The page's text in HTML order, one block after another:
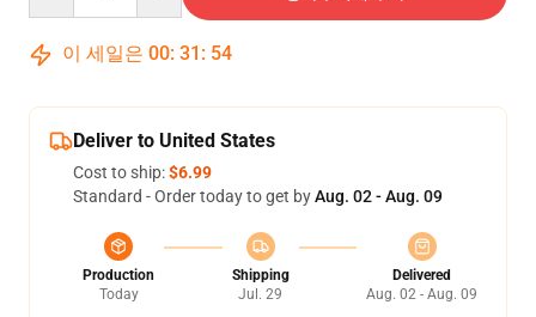
이 세일은 00: 31 : 54
Deliver to United States
Cost to ship:$6.99
Standard - Order today to get byAug. 02 - Aug. 09
Production
Today
Shipping
Jul. 29
Delivered
Aug. 02 - Aug. 09